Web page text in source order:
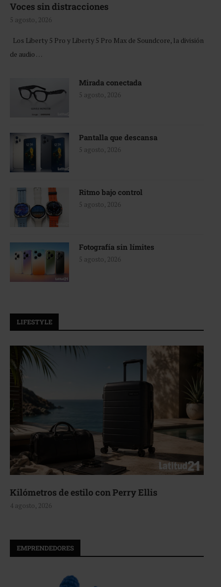
Voces sin distracciones
5 agosto, 2026
Los Liberty 5 Pro y Liberty 5 Pro Max de Soundcore, la división
de audio …
Mirada conectada
5 agosto, 2026
Pantalla que descansa
5 agosto, 2026
Ritmo bajo control
5 agosto, 2026
Fotografía sin límites
5 agosto, 2026
LIFESTYLE
Kilómetros de estilo con Perry Ellis
4 agosto, 2026
EMPRENDEDORES